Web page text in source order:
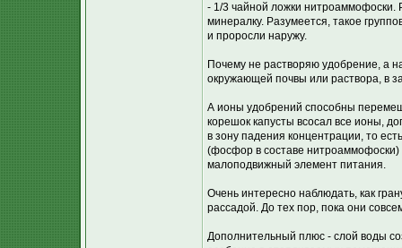
- 1/3 чайной ложки нитроаммофоски.
минералку. Разумеется, такое
и проросли наружу.
Почему не растворяю удобрение, а
окружающей почвы или раствора, в
А ионы удобрений способны
корешок капусты всосал все ионы,
в зону падения концентрации, то
(фосфор в составе
малоподвижный элемент питания.
Очень интересно наблюдать, как
рассадой. До тех пор, пока они
Дополнительный плюс - слой воды